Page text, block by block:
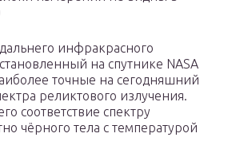
инфракрасного
на спутнике NASA
точные на сегодняшний
реликтового излучения.
соответствие спектру
чёрного тела с температурой